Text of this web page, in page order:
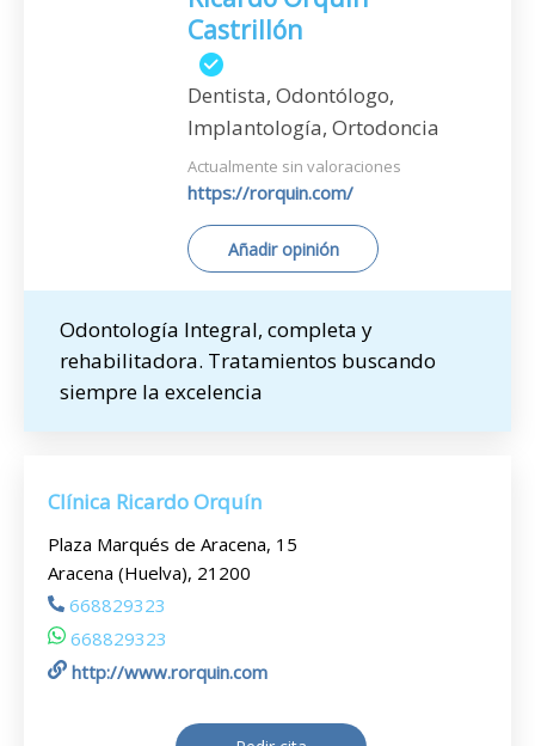
Castrillón
Dentista, Odontólogo,
Implantología, Ortodoncia
Actualmente sin valoraciones
https://rorquin.com/
Añadir opinión
Odontología Integral, completa y
rehabilitadora. Tratamientos buscando
siempre la excelencia
Clínica Ricardo Orquín
Plaza Marqués de Aracena, 15
Aracena (Huelva), 21200
668829323
668829323
http://www.rorquin.com